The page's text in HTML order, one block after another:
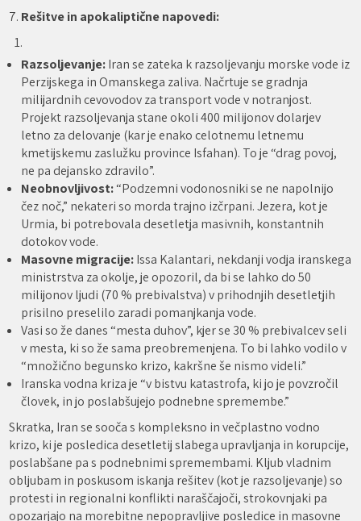
7. Rešitve in apokaliptične napovedi:
Razsoljevanje:Iran se zateka k razsoljevanju morske vode iz
Perzijskega in Omanskega zaliva. Načrtuje se gradnja
milijardnih cevovodov za transport vode v notranjost.
Projekt razsoljevanja stane okoli 400 milijonov dolarjev
letno za delovanje (kar je enako celotnemu letnemu
kmetijskemu zaslužku province Isfahan). To je “drag povoj,
ne pa dejansko zdravilo”.
Neobnovljivost:“Podzemni vodonosniki se ne napolnijo
čez noč,” nekateri so morda trajno izčrpani. Jezera, kot je
Urmia, bi potrebovala desetletja masivnih, konstantnih
dotokov vode.
Masovne migracije:Issa Kalantari, nekdanji vodja iranskega
ministrstva za okolje, je opozoril, da bi se lahko do 50
milijonov ljudi (70 % prebivalstva) v prihodnjih desetletjih
prisilno preselilo zaradi pomanjkanja vode.
Vasi so že danes “mesta duhov”, kjer se 30 % prebivalcev seli
v mesta, ki so že sama preobremenjena. To bi lahko vodilo v
“množično begunsko krizo, kakršne še nismo videli.”
Iranska vodna kriza je “v bistvu katastrofa, ki jo je povzročil
človek, in jo poslabšujejo podnebne spremembe.”
Skratka, Iran se sooča s kompleksno in večplastno vodno
krizo, ki je posledica desetletij slabega upravljanja in korupcije,
poslabšane pa s podnebnimi spremembami. Kljub vladnim
obljubam in poskusom iskanja rešitev (kot je razsoljevanje) so
protesti in regionalni konflikti naraščajoči, strokovnjaki pa
opozarjajo na morebitne nepopravljive posledice in masovne